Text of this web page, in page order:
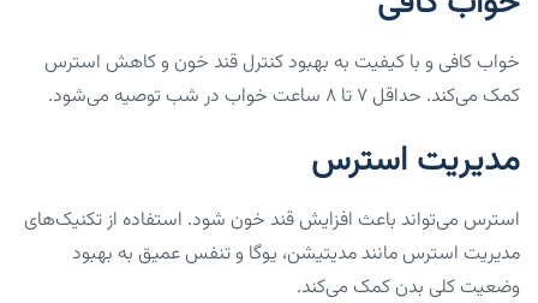
خواب کافی و با کیفیت به بهبود کنترل قند خون و کاهش استرس
کمک می‌کند. حداقل ۷ تا ۸ ساعت خواب در شب توصیه می‌شود.
مدیریت استرس
استرس می‌تواند باعث افزایش قند خون شود. استفاده از تکنیک‌های
مدیریت استرس مانند مدیتیشن، یوگا و تنفس عمیق به بهبود
وضعیت کلی بدن کمک می‌کند.